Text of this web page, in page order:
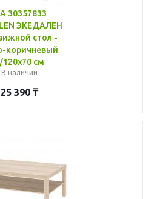
30357833
ЭКЕДАЛЕН
стол -
коричневый
120x70 см
В наличии
390 ₸